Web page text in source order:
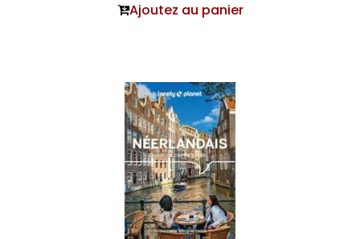
Ajoutez au panier